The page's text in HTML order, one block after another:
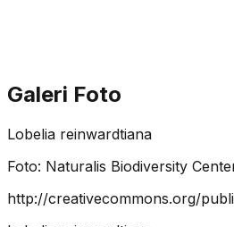
Galeri Foto
Lobelia reinwardtiana
Foto: Naturalis Biodiversity
http://creativecommons.org/